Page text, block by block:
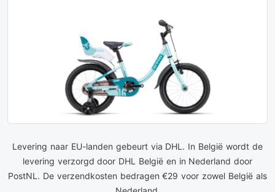
Levering naar EU-landen gebeurt via DHL. In België wordt de
levering verzorgd door DHL België en in Nederland door
PostNL. De verzendkosten bedragen €29 voor zowel België als